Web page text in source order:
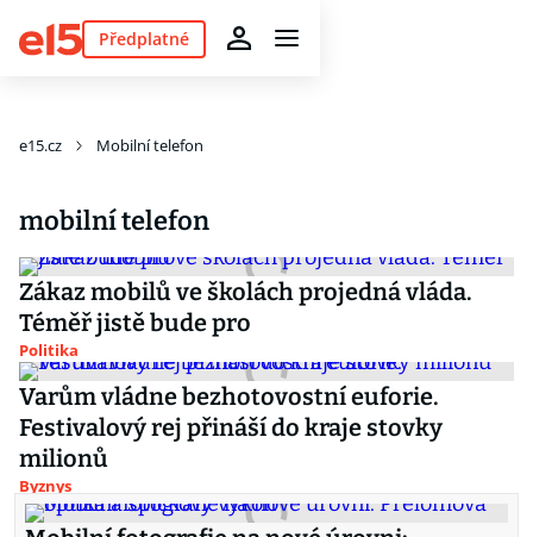
Předplatné
e15.cz Mobilní telefon
mobilní telefon
Zákaz mobilů ve školách projedná vláda.
Téměř jistě bude pro
Politika
Varům vládne bezhotovostní euforie.
Festivalový rej přináší do kraje stovky
milionů
Byznys